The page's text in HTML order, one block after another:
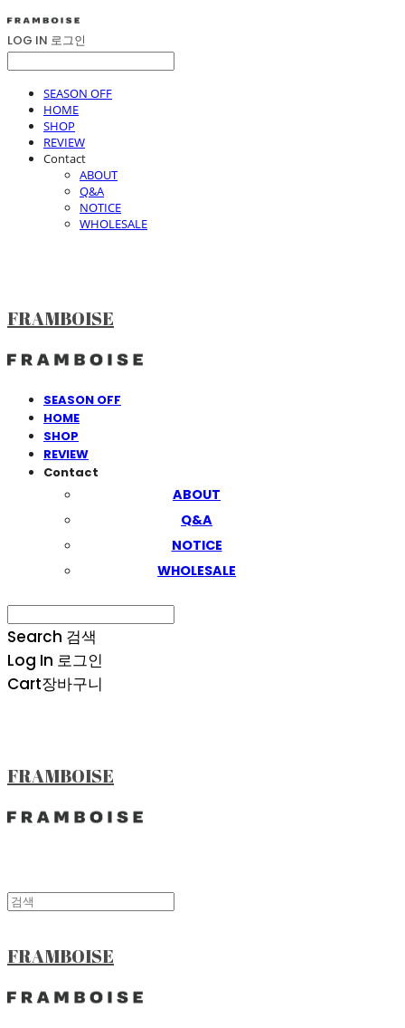
LOG IN 로그인
SEASON OFF
HOME
SHOP
REVIEW
Contact
ABOUT
Q&A
NOTICE
WHOLESALE
FRAMBOISE
SEASON OFF
HOME
SHOP
REVIEW
Contact
ABOUT
Q&A
NOTICE
WHOLESALE
Search 검색
Log In 로그인
Cart장바구니
FRAMBOISE
FRAMBOISE